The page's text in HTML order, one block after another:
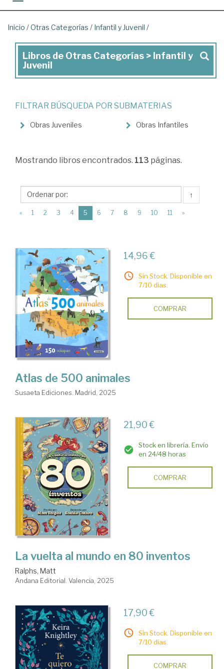
Inicio /Otras Categorías / Infantil y Juvenil /
Libros
de
Categorías
>
Juvenil
Libros de Otras Categorías > Infantil y
Juvenil
FILTRAR BÚSQUEDA POR SUBMATERIAS
Obras Juveniles Obras Infantiles
Mostrando libros encontrados. 113 páginas.
↑
« 1 2 3 4 5 (current)
6 7 8 9 10 11 »
14,96 €
Sin Stock. Disponible en
7/10 días.
COMPRAR
Atlas de 500 animales
Susaeta Ediciones. Madrid, 2025
21,90 €
Stock en librería. Envío
en 24/48 horas
COMPRAR
La vuelta al mundo en 80 inventos
Ralphs, Matt
Andana Editorial. Valencia, 2025
17,90 €
Sin Stock. Disponible en
7/10 días.
COMPRAR